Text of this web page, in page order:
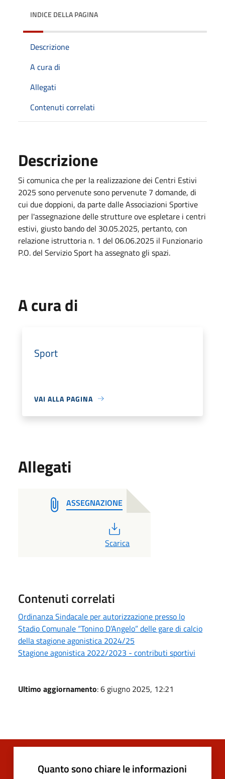
INDICE DELLA PAGINA
Descrizione
A cura di
Allegati
Contenuti correlati
Descrizione
Si comunica che per la realizzazione dei Centri Estivi
2025 sono pervenute sono pervenute 7 domande, di
cui due doppioni, da parte dalle Associazioni Sportive
per l'assegnazione delle strutture ove espletare i centri
estivi, giusto bando del 30.05.2025, pertanto, con
relazione istruttoria n. 1 del 06.06.2025 il Funzionario
P.O. del Servizio Sport ha assegnato gli spazi.
A cura di
Sport
VAI ALLA PAGINA
Allegati
ASSEGNAZIONE
PDF
Scarica
Contenuti correlati
Ordinanza Sindacale per autorizzazione presso lo
Stadio Comunale “Tonino D’Angelo” delle gare di calcio
della stagione agonistica 2024/25
Stagione agonistica 2022/2023 - contributi sportivi
Ultimo aggiornamento: 6 giugno 2025, 12:21
Quanto sono chiare le informazioni